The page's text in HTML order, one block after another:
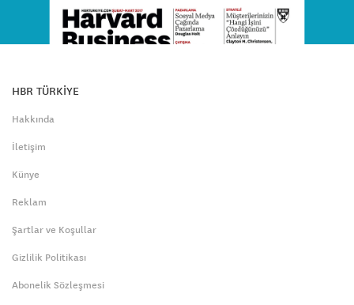
HBR TÜRKİYE
Hakkında
İletişim
Künye
Reklam
Şartlar ve Koşullar
Gizlilik Politikası
Abonelik Sözleşmesi